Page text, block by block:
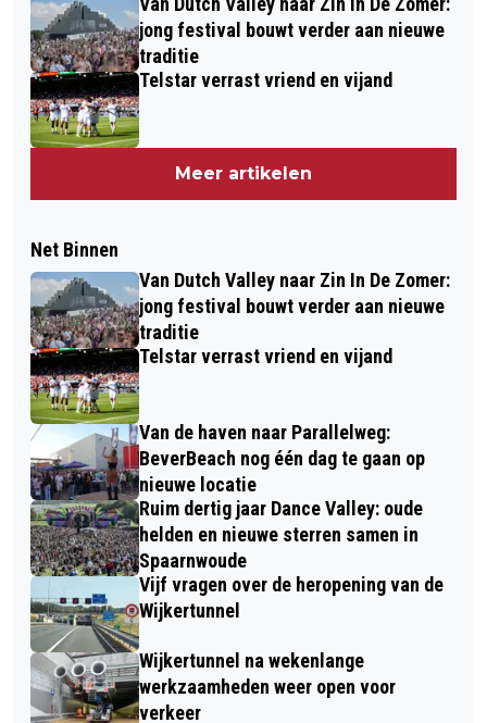
jong festival bouwt verder aan nieuwe
traditie
Telstar verrast vriend en vijand
Meer artikelen
Net Binnen
Van Dutch Valley naar Zin In De Zomer:
jong festival bouwt verder aan nieuwe
traditie
Telstar verrast vriend en vijand
Van de haven naar Parallelweg:
BeverBeach nog één dag te gaan op
nieuwe locatie
Ruim dertig jaar Dance Valley: oude
helden en nieuwe sterren samen in
Spaarnwoude
Vijf vragen over de heropening van de
Wijkertunnel
Wijkertunnel na wekenlange
werkzaamheden weer open voor
verkeer